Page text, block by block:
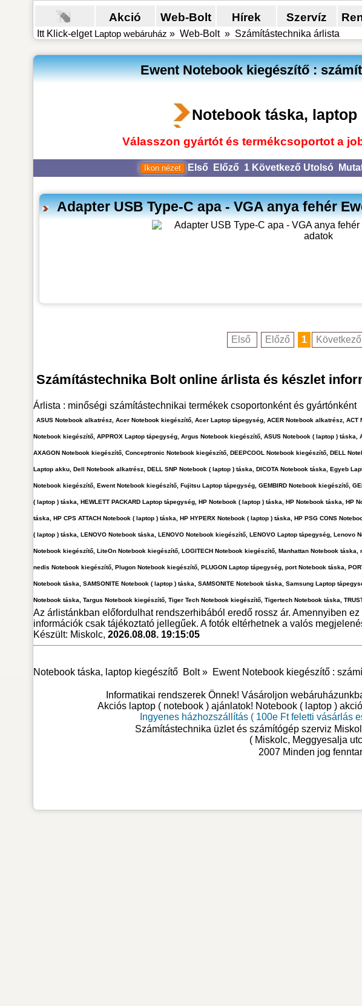
Akció Web-Bolt Hírek Szervíz
Itt Klick-elget Laptop webáruház » Web-Bolt» Számítástechnika árlista
Ewent Notebook kiegészítő :
Notebook táska,
Válasszon gyártót és termékcsoportot a
Első Előző 1 Következő Utolsó
Adapter USB Type-C apa - VGA anya fehér
Első Előző 1 Következő
Számítástechnika Bolt online árlista és készlet
Árlista : minőségi számítástechnikai termékek csoportonként és gyártónként
ASUS Notebook alkatrész, Acer Notebook kiegészítő, Acer Laptop tápegység, ACER Notebook alkatrész,
Notebook kiegészítő, APPROX Laptop tápegység, Argus Notebook kiegészítő, ASUS Notebook ( laptop )
AXAGON Notebook kiegészítő, Conceptronic Notebook kiegészítő, DEEPCOOL Notebook kiegészítő, DELL
Laptop akku, Dell Notebook alkatrész, DELL SNP Notebook ( laptop ) táska, DICOTA Notebook táska, Egyeb
Notebook kiegészítő, Ewent Notebook kiegészítő, Fujitsu Laptop tápegység, GEMBIRD Notebook kiegészítő,
( laptop ) táska, HEWLETT PACKARD Laptop tápegység, HP Notebook ( laptop ) táska, HP Notebook táska, HP
táska, HP CPS ATTACH Notebook ( laptop ) táska, HP HYPERX Notebook ( laptop ) táska, HP PSG CONS
( laptop ) táska, LENOVO Notebook táska, LENOVO Notebook kiegészítő, LENOVO Laptop tápegység, Lenovo
Notebook kiegészítő, LiteOn Notebook kiegészítő, LOGITECH Notebook kiegészítő, Manhattan Notebook
nedis Notebook kiegészítő, Plugon Notebook kiegészítő, PLUGON Laptop tápegység, port Notebook táska,
Notebook táska, SAMSONITE Notebook ( laptop ) táska, SAMSONITE Notebook táska, Samsung Laptop
Notebook táska, Targus Notebook kiegészítő, Tiger Tech Notebook kiegészítő, Tigertech Notebook táska,
Az árlistánkban előfordulhat rendszerhibából eredő rossz ár. Amennyiben
információk csak tájékoztató jellegűek. A fotók eltérhetnek a valós
Készült: Miskolc, 2026.08.08. 19:15:05
Notebook táska, laptop kiegészítőBolt » Ewent Notebook kiegészítő :
Informatikai rendszerek Önnek! Vásároljon
Akciós laptop ( notebook ) ajánlatok! Notebook ( laptop )
Ingyenes házhozszállítás ( 100e Ft feletti vásárlás
Számítástechnika üzlet és számítógép szerviz
( Miskolc, Meggyesalja
2007 Minden jog